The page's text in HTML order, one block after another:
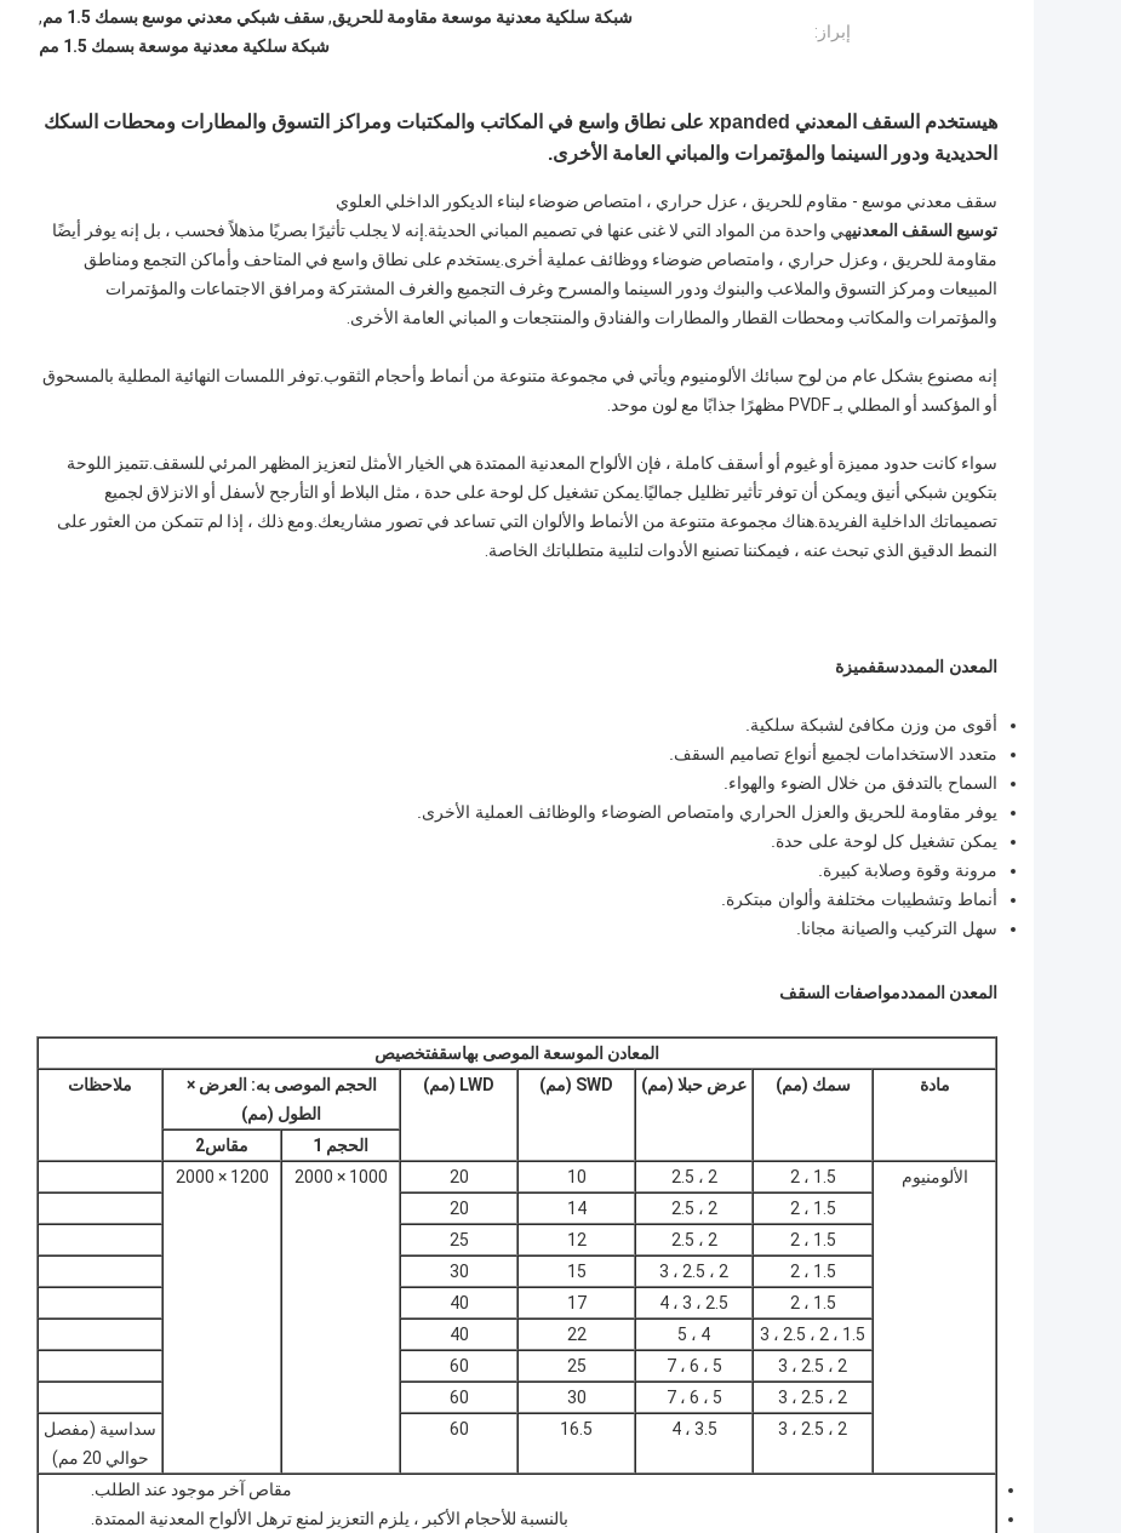
إبراز:
شبكة سلكية معدنية موسعة مقاومة للحريق,سقف شبكي معدني موسع بسمك 1.5 مم
,
شبكة سلكية معدنية موسعة بسمك 1.5 مم
ه
يستخدم السقف المعدني xpanded على نطاق واسع في المكاتب والمكتبات ومراكز التسوق والمطارات ومحطات السكك
الحديدية ودور السينما والمؤتمرات والمباني العامة الأخرى.
سقف معدني موسع - مقاوم للحريق ، عزل حراري ، امتصاص ضوضاء لبناء الديكور الداخلي العلوي
توسيع السقف المعدنيهي واحدة من المواد التي لا غنى عنها في تصميم المباني الحديثة.إنه لا يجلب تأثيرًا بصريًا مذهلاً فحسب ، بل إنه يوفر أيضًا
مقاومة للحريق ، وعزل حراري ، وامتصاص ضوضاء ووظائف عملية أخرى.يستخدم على نطاق واسع في المتاحف وأماكن التجمع ومناطق
المبيعات ومركز التسوق والملاعب والبنوك ودور السينما والمسرح وغرف التجميع والغرف المشتركة ومرافق الاجتماعات والمؤتمرات
والمؤتمرات والمكاتب ومحطات القطار والمطارات والفنادق والمنتجعات و المباني العامة الأخرى.
إنه مصنوع بشكل عام من لوح سبائك الألومنيوم ويأتي في مجموعة متنوعة من أنماط وأحجام الثقوب.توفر اللمسات النهائية المطلية بالمسحوق
أو المؤكسد أو المطلي بـ PVDF مظهرًا جذابًا مع لون موحد.
سواء كانت حدود مميزة أو غيوم أو أسقف كاملة ، فإن الألواح المعدنية الممتدة هي الخيار الأمثل لتعزيز المظهر المرئي للسقف.تتميز اللوحة
بتكوين شبكي أنيق ويمكن أن توفر تأثير تظليل جماليًا.يمكن تشغيل كل لوحة على حدة ، مثل البلاط أو التأرجح لأسفل أو الانزلاق لجميع
تصميماتك الداخلية الفريدة.هناك مجموعة متنوعة من الأنماط والألوان التي تساعد في تصور مشاريعك.ومع ذلك ، إذا لم تتمكن من العثور على
النمط الدقيق الذي تبحث عنه ، فيمكننا تصنيع الأدوات لتلبية متطلباتك الخاصة.
المعدن الممددسقفميزة
أقوى من وزن مكافئ لشبكة سلكية.
متعدد الاستخدامات لجميع أنواع تصاميم السقف.
السماح بالتدفق من خلال الضوء والهواء.
يوفر مقاومة للحريق والعزل الحراري وامتصاص الضوضاء والوظائف العملية الأخرى.
يمكن تشغيل كل لوحة على حدة.
مرونة وقوة وصلابة كبيرة.
أنماط وتشطيبات مختلفة وألوان مبتكرة.
سهل التركيب والصيانة مجانا.
المعدن الممددمواصفات السقف
المعادن الموسعة الموصى بهاسقفتخصيص
مادة
سمك (مم) عرض حبلا (مم) SWD (مم) LWD (مم)
الحجم الموصى به: العرض ×
الطول (مم)
ملاحظات
الحجم 1 مقاس2
الألومنيوم
1.5 ، 2 2 ، 2.5 10
20
1000 × 2000
1200 × 2000
1.5 ، 2
2 ، 2.5 14
20
1.5 ، 2
2 ، 2.5 12
25
1.5 ، 2
2 ، 2.5 ، 3 15
30
1.5 ، 2
2.5 ، 3 ، 4 17
40
1.5 ، 2 ، 2.5 ، 3
4 ، 5 22
40
2 ، 2.5 ، 3
5 ، 6 ، 7 25
60
2 ، 2.5 ، 3
5 ، 6 ، 7 30
60
2 ، 2.5 ، 3
3.5 ، 4 16.5
60
سداسية (مفصل
حوالي 20 مم)
مقاص آخر موجود عند الطلب.
بالنسبة للأحجام الأكبر ، يلزم التعزيز لمنع ترهل الألواح المعدنية الممتدة.